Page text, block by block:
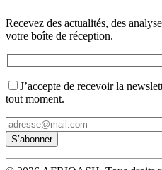
Recevez des actualités, des
votre boîte de réception.
J’accepte de recevoir la
tout moment.